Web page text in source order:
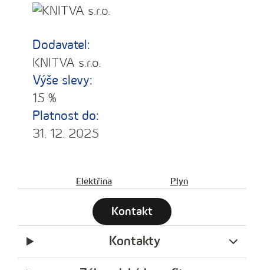
Dodavatel:
KNITVA s.r.o.
Výše slevy:
15 %
Platnost do:
31. 12. 2025
Elektřina Plyn
Kontakt
Kontakty